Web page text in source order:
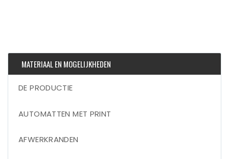
MATERIAAL EN MOGELIJKHEDEN
DE PRODUCTIE
AUTOMATTEN MET PRINT
AFWERKRANDEN